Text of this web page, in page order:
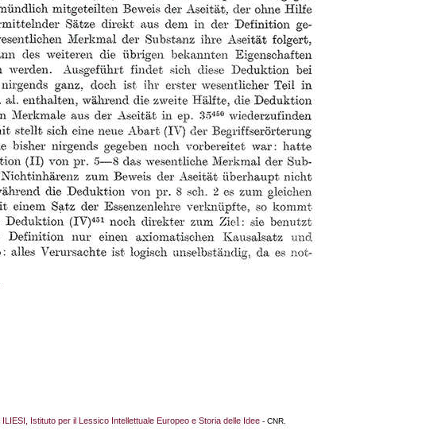
ILIESI, Istituto per il Lessico Intellettuale Europeo e Storia delle Idee - CNR.